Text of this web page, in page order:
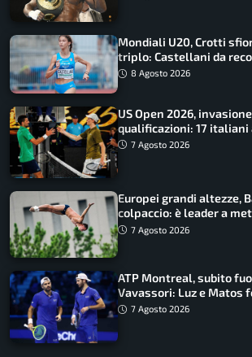
Mondiali U20, Crotti
triplo: Castellani da
finale
8 Agosto 2026
US Open 2026,
qualificazioni: 17 italiani
draw7 Agosto 2026
Europei grandi altezze,
colpaccio: è leader a
ancora in corsa
7 Agosto 2026
ATP Montreal, subito
Vavassori: Luz e Matos
azzurri
7 Agosto 2026